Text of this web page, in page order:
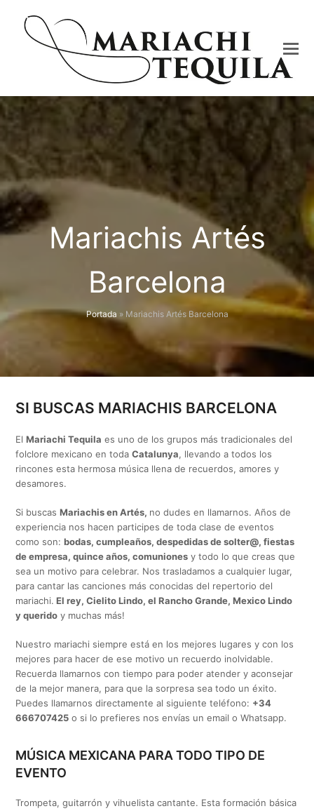
Mariachis Artés
Barcelona
Portada » Mariachis Artés Barcelona
SI BUSCAS MARIACHIS BARCELONA
ElMariachi Tequila es uno de los grupos más tradicionales del
folclore mexicano en todaCatalunya, llevando a todos los
rincones esta hermosa música llena de recuerdos, amores y
desamores.
Si buscasMariachis en Artés, no dudes en llamarnos. Años de
experiencia nos hacen participes de toda clase de eventos
como son:bodas, cumpleaños, despedidas de solter@, fiestas
de empresa, quince años, comuniones y todo lo que creas que
sea un motivo para celebrar. Nos trasladamos a cualquier lugar,
para cantar las canciones más conocidas del repertorio del
mariachi. El rey, Cielito Lindo, el Rancho Grande, Mexico Lindo
y querido y muchas más!
Nuestro mariachi siempre está en los mejores lugares y con los
mejores para hacer de ese motivo un recuerdo inolvidable.
Recuerda llamarnos con tiempo para poder atender y aconsejar
de la mejor manera, para que la sorpresa sea todo un éxito.
Puedes llamarnos directamente al siguiente teléfono: +34
666707425 o si lo prefieres nos envías un email o Whatsapp.
MÚSICA MEXICANA PARA TODO TIPO DE
EVENTO
Trompeta, guitarrón y vihuelista cantante. Esta formación básica